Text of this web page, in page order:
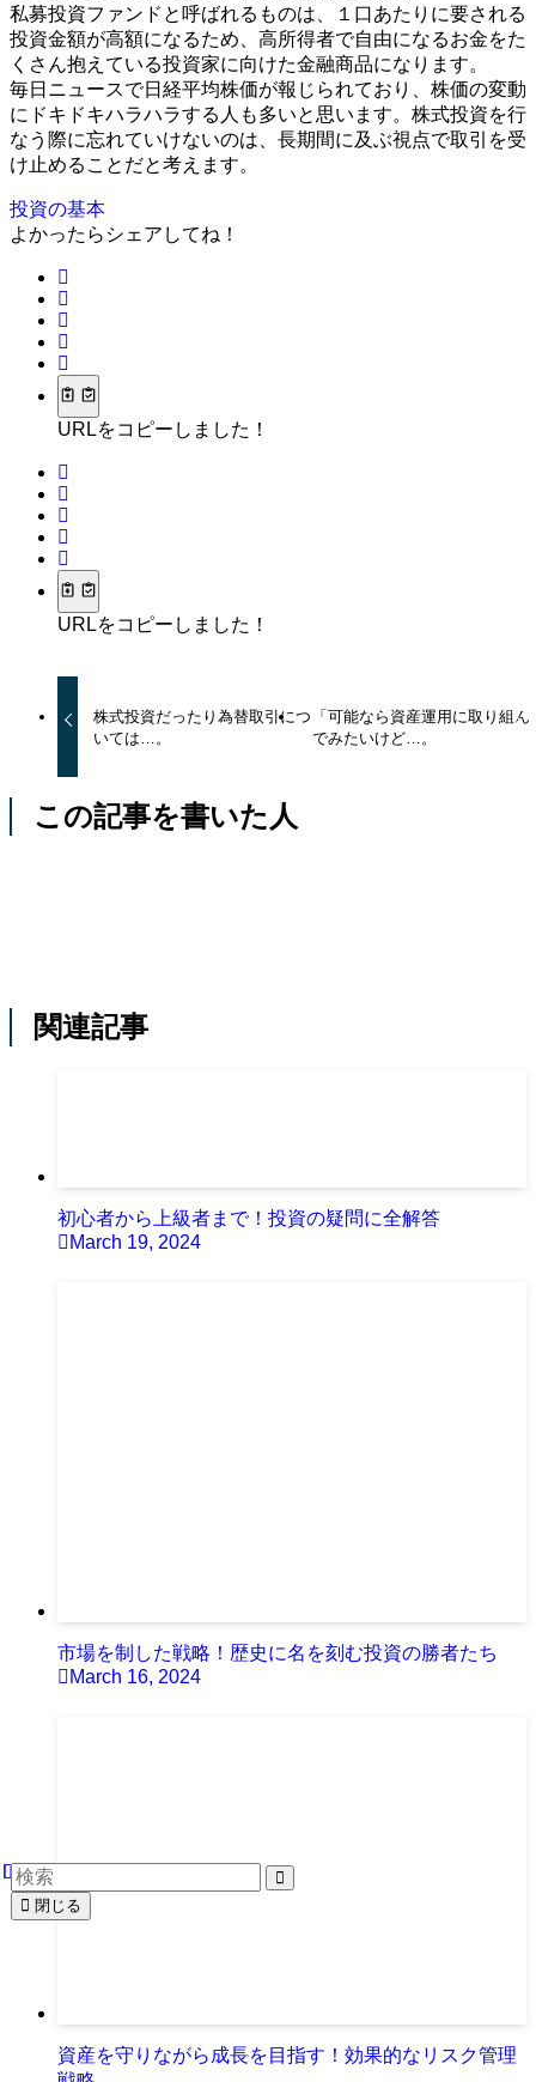
私募投資ファンドと呼ばれるものは、１口あたりに要される
投資金額が高額になるため、高所得者で自由になるお金をた
くさん抱えている投資家に向けた金融商品になります。
毎日ニュースで日経平均株価が報じられており、株価の変動
にドキドキハラハラする人も多いと思います。株式投資を行
なう際に忘れていけないのは、長期間に及ぶ視点で取引を受
け止めることだと考えます。
投資の基本
よかったらシェアしてね！
URLをコピーしました！
URLをコピーしました！
株式投資だったり為替取引につ
いては…。
「可能なら資産運用に取り組ん
でみたいけど…。
この記事を書いた人
関連記事
初心者から上級者まで！投資の疑問に全解答
March 19, 2024
市場を制した戦略！歴史に名を刻む投資の勝者たち
March 16, 2024
資産を守りながら成長を目指す！効果的なリスク管理
閉じる